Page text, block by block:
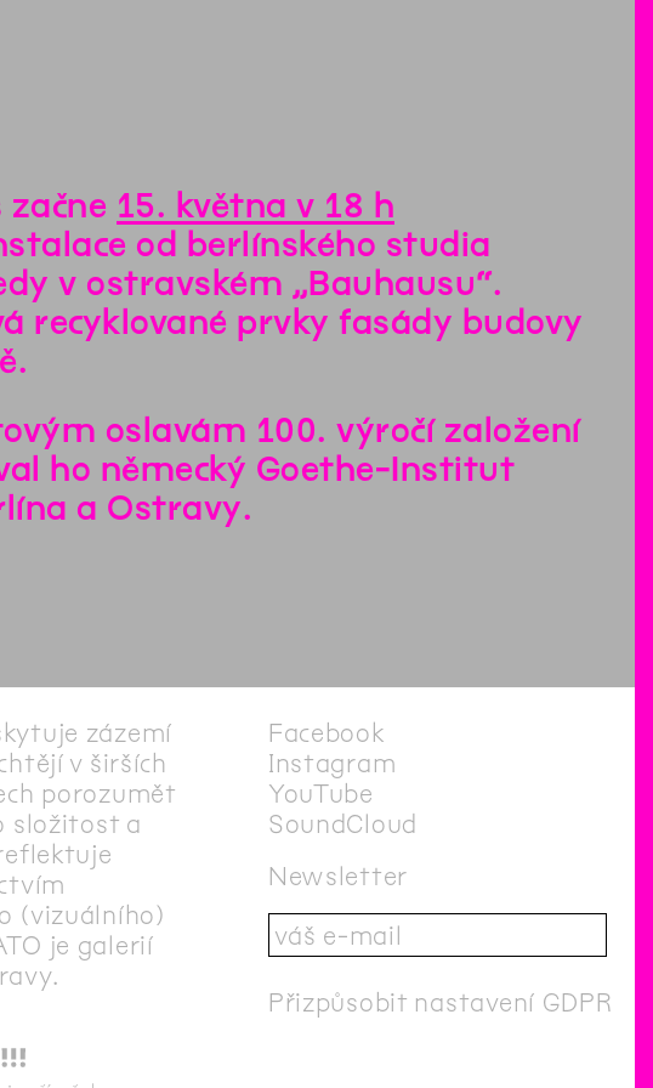
15. května v 18 h
od berlínského studia
v ostravském „Bauhausu“.
recyklované prvky fasády budovy
oslavám 100. výročí založení
ho německý Goethe-Institut
a Ostravy.
zázemí
v širších
porozumět
složitost a
(vizuálního)
je galerií
Facebook
Instagram
YouTube
SoundCloud
Newsletter
Přizpůsobit nastavení GDPR